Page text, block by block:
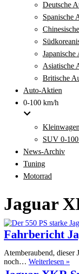
Deutsche
Spanische
Japanische
Asiatische
Britische
Auto-Aktien
0-100 km/h
SUV 0-
News-Archiv
Tuning
Motorrad
Jaguar
Fahrbericht
Atemberaubend, dieser
noch… Weiterlesen »